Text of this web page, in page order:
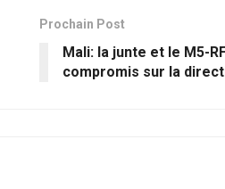
Prochain Post
Mali: la junte et le M5-
compromis sur la